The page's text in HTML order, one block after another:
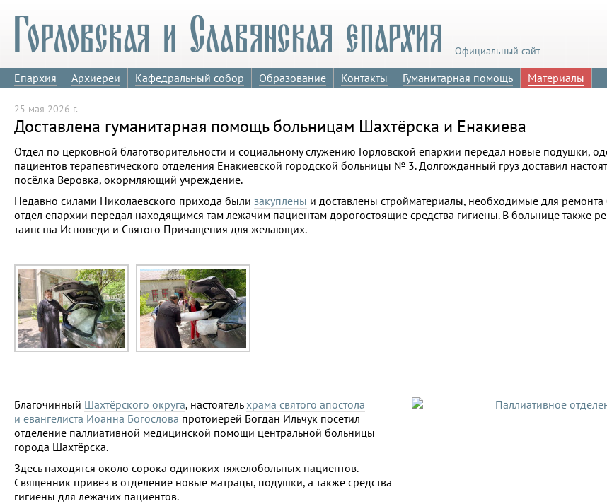
Официальный сайт
Епархия Архиереи Кафедральный собор Образование Контакты Гуманитарная помощь Материалы
25 мая 2026 г.
Доставлена гуманитарная помощь больницам Шахтёрска и Енакиева
Отдел по церковной благотворительности и социальному служению Горловской епархии передал новые подушки,
пациентов терапевтического отделения Енакиевской городской больницы № 3. Долгожданный груз доставил
посёлка Веровка, окормляющий учреждение.
Недавно силами Николаевского прихода были закуплены и доставлены стройматериалы, необходимые для
отдел епархии передал находящимся там лежачим пациентам дорогостоящие средства гигиены. В больнице также
таинства Исповеди и Святого Причащения для желающих.
Благочинный Шахтёрского округа, настоятельхрама святого апостола
и евангелиста Иоанна Богослова протоиерей Богдан Ильчук посетил
отделение паллиативной медицинской помощи центральной больницы
города Шахтёрска.
Здесь находятся около сорока одиноких тяжелобольных пациентов.
Священник привёз в отделение новые матрацы, подушки, а также средства
гигиены для лежачих пациентов.